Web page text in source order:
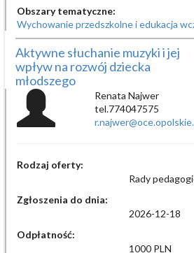
Obszary tematyczne:
Wychowanie przedszkolne i edukacja
Aktywne słuchanie muzyki i jej
wpływ na rozwój dziecka
młodszego
Renata Najwer
tel.774047575
Rodzaj oferty:
Rady
Zgłoszenia do dnia:
2026-12-18
Odpłatność:
1000 PLN